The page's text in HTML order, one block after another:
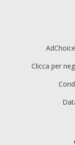
Clicca per